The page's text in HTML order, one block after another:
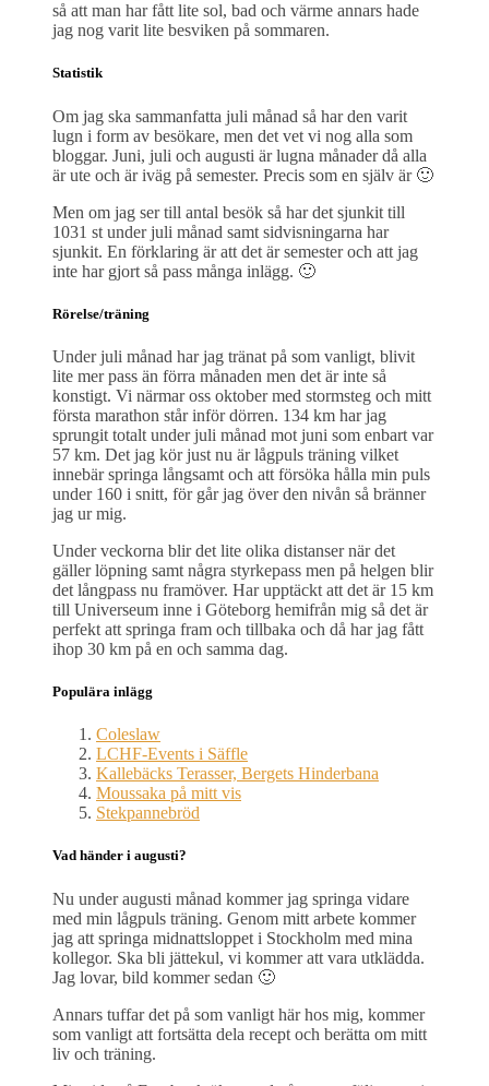
så att man har fått lite sol, bad och värme annars hade
jag nog varit lite besviken på sommaren.
Statistik
Om jag ska sammanfatta juli månad så har den varit
lugn i form av besökare, men det vet vi nog alla som
bloggar. Juni, juli och augusti är lugna månader då alla
är ute och är iväg på semester. Precis som en själv är 🙂
Men om jag ser till antal besök så har det sjunkit till
1031 st under juli månad samt sidvisningarna har
sjunkit. En förklaring är att det är semester och att jag
inte har gjort så pass många inlägg. 🙂
Rörelse/träning
Under juli månad har jag tränat på som vanligt, blivit
lite mer pass än förra månaden men det är inte så
konstigt. Vi närmar oss oktober med stormsteg och mitt
första marathon står inför dörren. 134 km har jag
sprungit totalt under juli månad mot juni som enbart var
57 km. Det jag kör just nu är lågpuls träning vilket
innebär springa långsamt och att försöka hålla min puls
under 160 i snitt, för går jag över den nivån så bränner
jag ur mig.
Under veckorna blir det lite olika distanser när det
gäller löpning samt några styrkepass men på helgen blir
det långpass nu framöver. Har upptäckt att det är 15 km
till Universeum inne i Göteborg hemifrån mig så det är
perfekt att springa fram och tillbaka och då har jag fått
ihop 30 km på en och samma dag.
Populära inlägg
Coleslaw
LCHF-Events i Säffle
Kallebäcks Terasser, Bergets Hinderbana
Moussaka på mitt vis
Stekpannebröd
Vad händer i augusti?
Nu under augusti månad kommer jag springa vidare
med min lågpuls träning. Genom mitt arbete kommer
jag att springa midnattsloppet i Stockholm med mina
kollegor. Ska bli jättekul, vi kommer att vara utklädda.
Jag lovar, bild kommer sedan 🙂
Annars tuffar det på som vanligt här hos mig, kommer
som vanligt att fortsätta dela recept och berätta om mitt
liv och träning.